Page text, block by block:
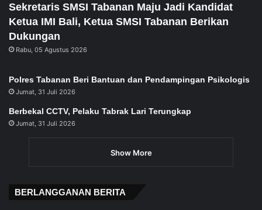
Sekretaris SMSI Tabanan Maju Jadi Kandidat
Ketua IMI Bali, Ketua SMSI Tabanan Berikan
Dukungan
Rabu, 05 Agustus 2026
Polres Tabanan Beri Bantuan dan Pendampingan Psikologis
Jumat, 31 Juli 2026
Berbekal CCTV, Pelaku Tabrak Lari Terungkap
Jumat, 31 Juli 2026
Show More
BERLANGGANAN BERITA